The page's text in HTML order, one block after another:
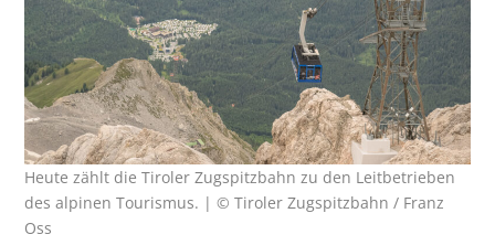
Heute zählt die Tiroler Zugspitzbahn zu den Leitbetrieben
des alpinen Tourismus. | © Tiroler Zugspitzbahn / Franz
Oss